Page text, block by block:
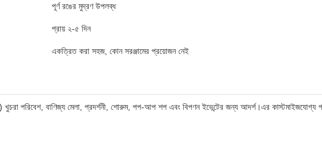
পূর্ণ রঙের মুদ্রণ উপলব্ধ
প্রায় ২-৫ দিন
একত্রিত করা সহজ, কোন সরঞ্জামের প্রয়োজন নেই
খুচরা পরিবেশ, বাণিজ্য মেলা, প্রদর্শনী, শোরুম, পপ-আপ শপ এবং বিপণন ইভেন্টের জন্য আদর্শ।এর কাস্টমাইজযোগ্য